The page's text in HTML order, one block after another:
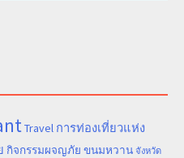
Travel การท่องเที่ยวแห่ง
กิจกรรมผจญภัย ขนมหวาน จังหวัด